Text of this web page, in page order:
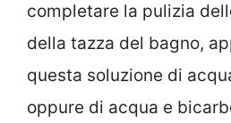
completare la pulizia
della tazza del bagno,
questa soluzione di
oppure di acqua e